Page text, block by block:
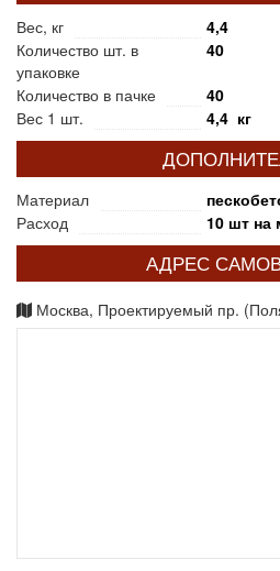
Вес, кг
4,4
Количество шт. в
упаковке
40
Количество в пачке
40
Вес 1 шт.
4,4 кг
Материал
Расход
10 шт на
АДРЕС
Москва, Проектируемый пр.